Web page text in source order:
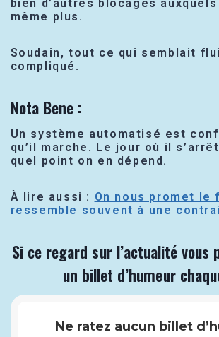
bien d’autres blocages
même plus.
Soudain, tout ce qui semblait
compliqué.
Nota Bene :
Un système automatisé est
qu’il marche. Le jour où il
quel point on en dépend.
À lire aussi : On nous promet le
ressemble souvent à une
Si ce regard sur l’actualité vous
un billet d’humeur
Ne ratez aucun billet